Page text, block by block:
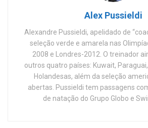
Alex Pussieldi
Alexandre Pussieldi, apelidado de
seleção verde e amarela nas
2008 e Londres-2012. O treinador
outros quatro países: Kuwait,
Holandesas, além da seleção
abertas. Pussieldi tem passagens
de natação do Grupo Globo e